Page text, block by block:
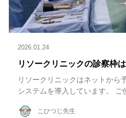
2026.01.24
リソークリニックの診察枠
リソークリニックはネットから
システムを導入しています。 ご
枠が少ない事“ 手術をするよう
こひつじ先生